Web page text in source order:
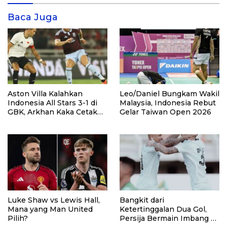
Baca Juga
Aston Villa Kalahkan
Indonesia All Stars 3-1 di
GBK, Arkhan Kaka Cetak
Leo/Daniel Bungkam Wakil
Malaysia, Indonesia Rebut
Gelar Taiwan Open 2026
Luke Shaw vs Lewis Hall,
Mana yang Man United
Pilih?
Bangkit dari
Ketertinggalan Dua Gol,
Persija Bermain Imbang 2-